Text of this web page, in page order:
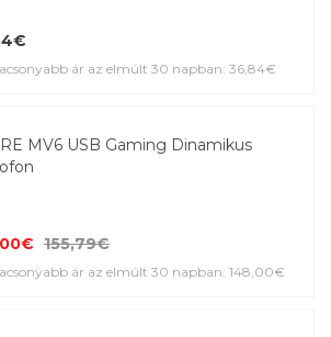
ár az elmúlt 30 napban: 36,84€
MV6 USB Gaming Dinamikus
155,79€
ár az elmúlt 30 napban: 148,00€